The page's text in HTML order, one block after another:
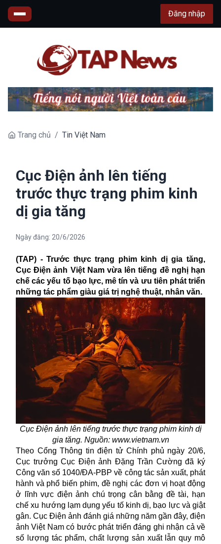
Đăng nhập
Trang chủ / Tin Việt Nam
Cục Điện ảnh lên tiếng
trước thực trạng phim kinh
dị gia tăng
Ngày đăng: 20/6/2026
(TAP) - Trước thực trạng phim kinh dị gia tăng,
Cục Điện ảnh Việt Nam vừa lên tiếng đề nghị hạn
chế các yếu tố bạo lực, mê tín và ưu tiên phát triển
những tác phẩm giàu giá trị nghệ thuật, nhân văn.
Cục Điện ảnh lên tiếng trước thực trạng phim kinh dị
gia tăng. Nguồn: www.vietnam.vn
Theo Cổng Thông tin điện tử Chính phủ ngày 20/6,
Cục trưởng Cục Điện ảnh Đặng Trần Cường đã ký
Công văn số 1040/ĐA-PBP về công tác sản xuất, phát
hành và phổ biến phim, đề nghị các đơn vị hoạt động
ở lĩnh vực điện ảnh chú trọng cân bằng đề tài, hạn
chế xu hướng lạm dụng yếu tố kinh dị, bạo lực và giật
gân. Cục Điện ảnh đánh giá những năm gần đây, điện
ảnh Việt Nam có bước phát triển đáng ghi nhận cả về
số lượng tác phẩm, chất lượng sản xuất lẫn quy mô